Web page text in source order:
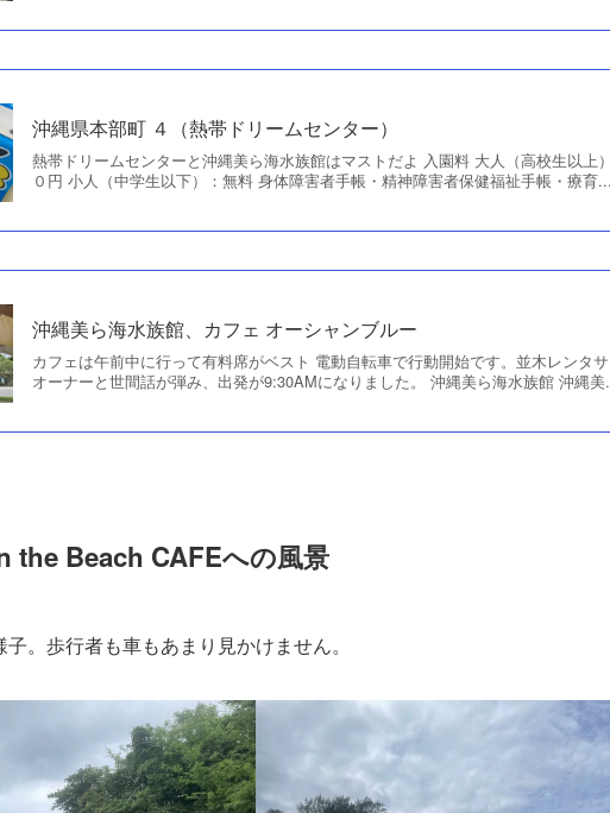
沖縄県本部町 ４（熱帯ドリームセンター）
熱帯ドリームセンターと沖縄美ら海水族館はマストだよ 入園料 大人（高校生以上
０円 小人（中学生以下）：無料 身体障害者手帳・精神障害者保健福祉手帳・療育...
沖縄美ら海水族館、カフェ オーシャンブルー
カフェは午前中に行って有料席がベスト 電動自転車で行動開始です。並木レンタ
オーナーと世間話が弾み、出発が9:30AMになりました。 沖縄美ら海水族館 沖縄美
the Beach CAFEへの風景
子。歩行者も車もあまり見かけません。